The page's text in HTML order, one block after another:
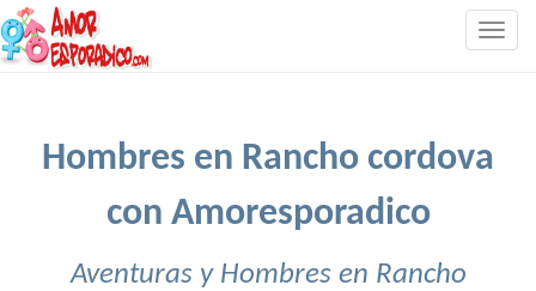
Hombres en Rancho cordova
con Amoresporadico
Aventuras y Hombres en Rancho